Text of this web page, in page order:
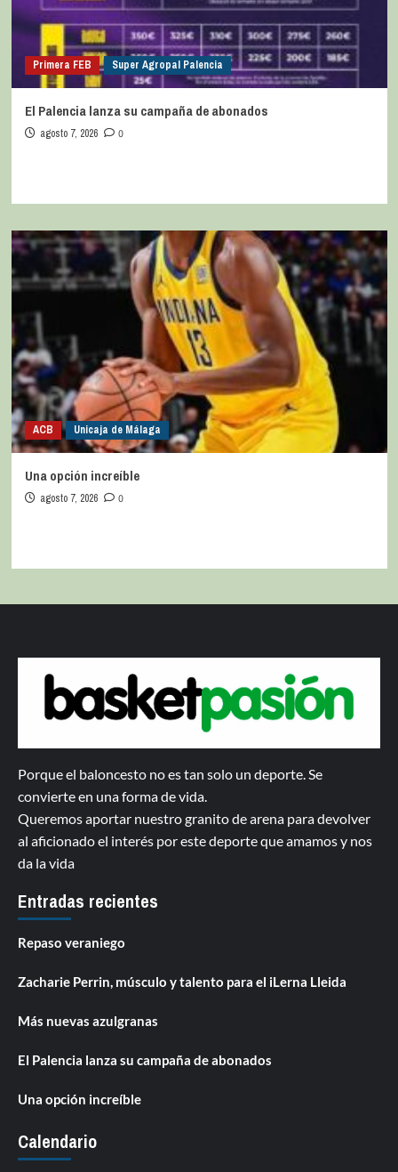
Primera FEB Super Agropal Palencia
El Palencia lanza su campaña de abonados
agosto 7, 2026 0
ACB Unicaja de Málaga
Una opción increíble
agosto 7, 2026 0
Porque el baloncesto no es tan solo un deporte. Se
convierte en una forma de vida.
Queremos aportar nuestro granito de arena para devolver
al aficionado el interés por este deporte que amamos y nos
da la vida
Entradas recientes
Repaso veraniego
Zacharie Perrin, músculo y talento para el iLerna Lleida
Más nuevas azulgranas
El Palencia lanza su campaña de abonados
Una opción increíble
Calendario